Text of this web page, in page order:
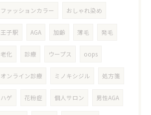
ファッションカラー おしゃれ染め
王子駅 AGA 加齢 薄毛 発毛
老化 診療 ウープス oops
オンライン診療 ミノキシジル 処方箋
ハゲ 花粉症 個人サロン 男性AGA